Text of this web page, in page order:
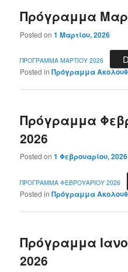
Πρόγραμμα
Posted on1 Μαρτίου, 2026
ΠΡΟΓΡΑΜΜΑ ΜΑΡΤΙΟΥ 2026
Posted in Πρόγραμμα
Πρόγραμμα
2026
Posted on1 Φεβρουαρίου, 2026
ΠΡΟΓΡΑΜΜΑ ΦΕΒΡΟΥΑΡΙΟΥ 2026
Posted in Πρόγραμμα
Πρόγραμμα
2026